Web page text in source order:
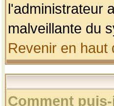
l'administrateur
malveillante du
Revenir en haut
Comment